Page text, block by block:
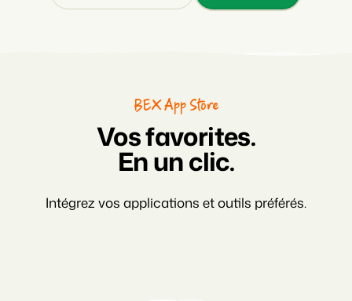
BEX App Store
Vos favorites.
En un clic.
Intégrez vos applications et outils préférés.